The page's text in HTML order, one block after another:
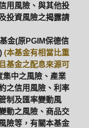
用風險、與其他投
投資風險之揭露請
金(原PGIM保德信
(本基金有相當比重
基金之配息來源可
集中之風險、產業
之信用風險、利率
制及匯率變動風
動之風險、商品交
險等，有關本基金